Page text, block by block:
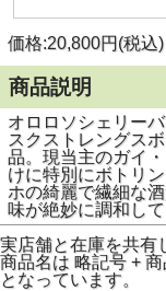
価格:20,800円(税込)
商品説明
オロロソシェリー
スクストレングス
品。現当主のガイ
けに特別にボトリ
ホの綺麗で繊細な
味が絶妙に調和し
実店舗と在庫を共有
商品名は 略記号 +
となっています。